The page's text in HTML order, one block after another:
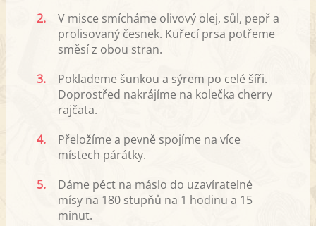
2.
V misce smícháme olivový olej, sůl, pepř a
prolisovaný česnek. Kuřecí prsa potřeme
směsí z obou stran.
3.
Poklademe šunkou a sýrem po celé šíři.
Doprostřed nakrájíme na kolečka cherry
rajčata.
4.
Přeložíme a pevně spojíme na více
místech párátky.
5.
Dáme péct na máslo do uzavíratelné
mísy na 180 stupňů na 1 hodinu a 15
minut.